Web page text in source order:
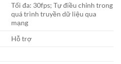
Tối đa: 30fps; Tự điều chỉnh trong
quá trình truyền dữ liệu qua
mạng
Hỗ trợ